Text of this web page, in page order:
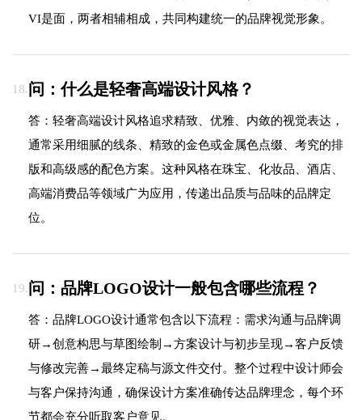
VI是面，两者相辅相成，共同构建统一的品牌视觉形象。
18.问：什么是轻奢高端设计风格？
答：轻奢高端设计风格追求精致、优雅、内敛的视觉表达，
通常采用细腻的线条、精致的金色或金属色点缀、考究的排
版和高级感的配色方案。这种风格在珠宝、化妆品、酒店、
高端消费品等领域广为应用，传递出品质与品味的品牌定
位。
19.问：品牌LOGO设计一般包含哪些流程？
答：品牌LOGO设计通常包含以下流程：需求沟通与品牌调
研→创意构思与草图绘制→方案设计与初步呈现→客户反馈
与修改完善→最终定稿与源文件交付。整个过程中设计师会
与客户保持沟通，确保设计方案准确传达品牌理念，每个环
节都会充分听取客户意见。